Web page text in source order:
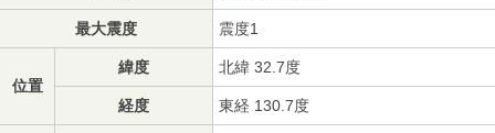
最大震度 震度1
位置
緯度 北緯 32.7度
経度 東経 130.7度